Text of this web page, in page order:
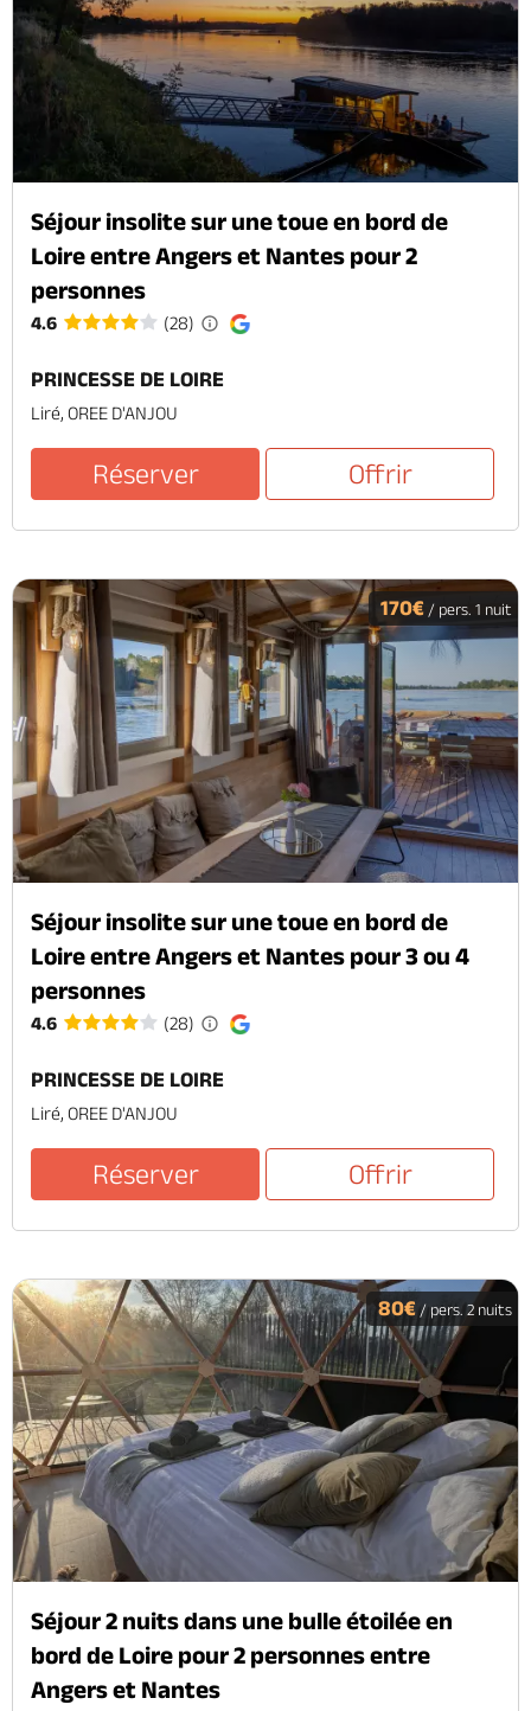
Séjour insolite sur une toue en bord de
Loire entre Angers et Nantes pour 2
personnes
4.6 (28)
PRINCESSE DE LOIRE
Liré, OREE D'ANJOU
Réserver Offrir
170€ / pers. 1 nuit
Séjour insolite sur une toue en bord de
Loire entre Angers et Nantes pour 3 ou 4
personnes
4.6 (28)
PRINCESSE DE LOIRE
Liré, OREE D'ANJOU
Réserver Offrir
80€/ pers. 2 nuits
Séjour 2 nuits dans une bulle étoilée en
bord de Loire pour 2 personnes entre
Angers et Nantes